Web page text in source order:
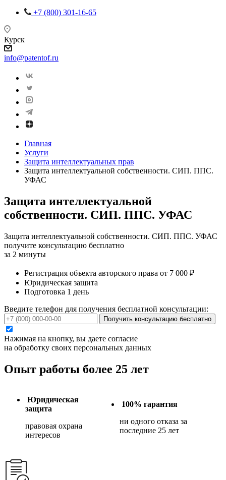
+7 (800) 301-16-65
Курск
info@patentof.ru
Главная
Услуги
Защита интеллектуальных прав
Защита интеллектуальной собственности. СИП. ППС.
УФАС
Защита интеллектуальной
собственности. СИП. ППС. УФАС
Защита интеллектуальной собственности. СИП. ППС. УФАС
получите консультацию бесплатно
за 2 минуты
Регистрация объекта авторского права от 7 000 ₽
Юридическая защита
Подготовка 1 день
Введите телефон для получения бесплатной консультации:
Получить консультацию бесплатно
Нажимая на кнопку, вы даете согласие
на обработку своих персональных данных
Опыт работы более 25 лет
Юридическая
защита
правовая охрана
интересов
100% гарантия
ни одного отказа за
последние 25 лет